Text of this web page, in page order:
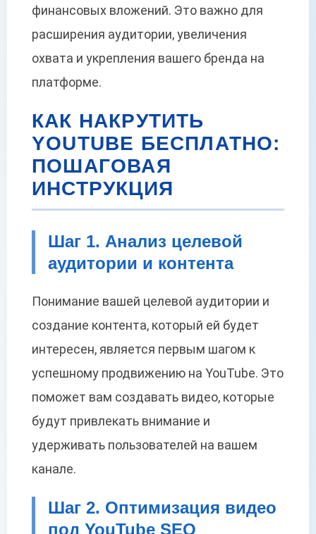
финансовых вложений. Это важно для
расширения аудитории, увеличения
охвата и укрепления вашего бренда на
платформе.
КАК НАКРУТИТЬ
YOUTUBE БЕСПЛАТНО:
ПОШАГОВАЯ
ИНСТРУКЦИЯ
Шаг 1. Анализ целевой
аудитории и контента
Понимание вашей целевой аудитории и
создание контента, который ей будет
интересен, является первым шагом к
успешному продвижению на YouTube. Это
поможет вам создавать видео, которые
будут привлекать внимание и
удерживать пользователей на вашем
канале.
Шаг 2. Оптимизация видео
под YouTube SEO